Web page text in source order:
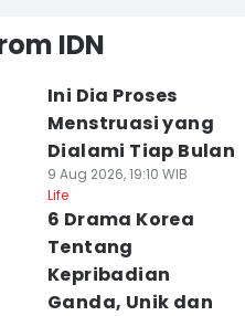
IDN
Ini Dia Proses
Menstruasi yang
Dialami Tiap Bulan
9 Aug 2026, 19:10 WIB
Life
6 Drama Korea
Tentang
Kepribadian
Ganda, Unik dan